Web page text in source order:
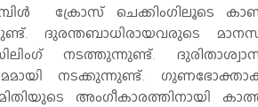
ക്രോസ് ചെക്കിംഗിലൂടെ
ദുരന്തബാധിരായവരുടെ
നടത്തുന്നുണ്ട്.
നടക്കുന്നുണ്ട്.
അംഗീകാരത്തിനായി